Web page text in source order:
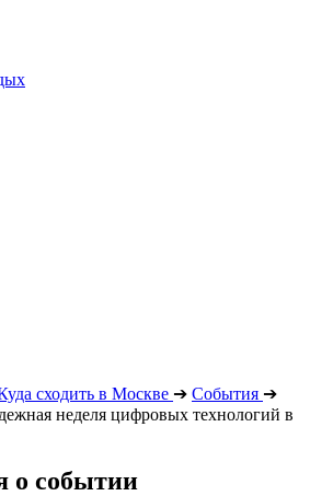
сходить в Москве ➔ События ➔
неделя цифровых технологий в
о событии